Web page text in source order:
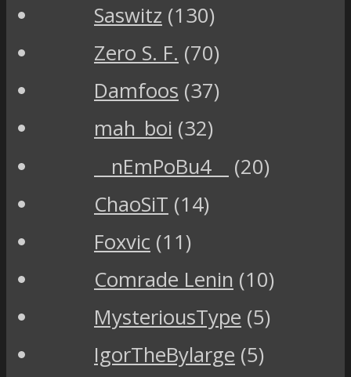
Saswitz (130)
Zero S. F. (70)
Damfoos (37)
mah_boi (32)
__nEmPoBu4__
(20)
ChaoSiT (14)
Foxvic (11)
Comrade Lenin (10)
MysteriousType (5)
IgorTheBylarge (5)